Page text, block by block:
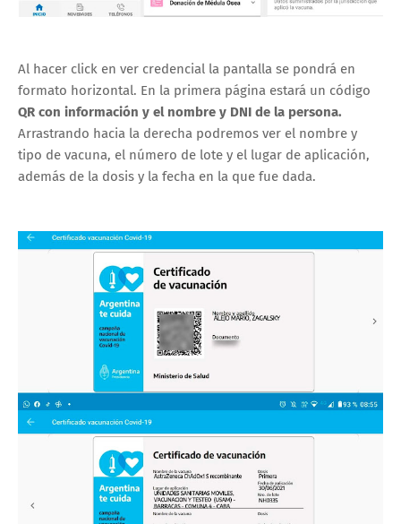
Al hacer click en ver credencial la pantalla se pondrá en
formato horizontal. En la primera página estará un código
QR con información y el nombre y DNI de la persona.
Arrastrando hacia la derecha podremos ver el nombre y
tipo de vacuna, el número de lote y el lugar de aplicación,
además de la dosis y la fecha en la que fue dada.